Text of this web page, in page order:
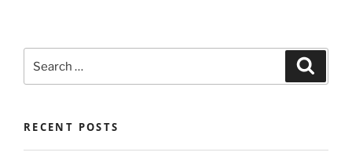
for:
RECENT POSTS